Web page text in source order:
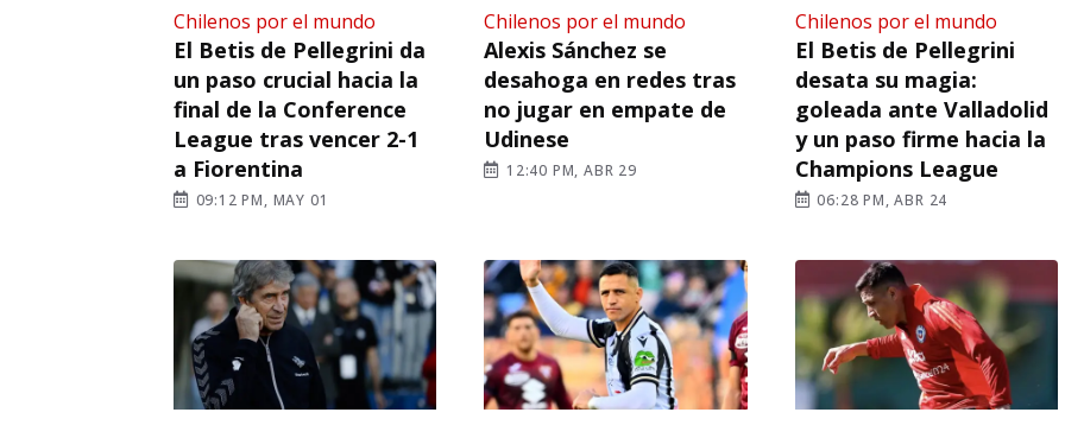
Chilenos por el mundo
El Betis de Pellegrini da
un paso crucial hacia la
final de la Conference
League tras vencer 2-1
a Fiorentina
09:12 PM, MAY 01
Chilenos por el mundo
Alexis Sánchez se
desahoga en redes tras
no jugar en empate de
Udinese
12:40 PM, ABR 29
Chilenos por el mundo
El Betis de Pellegrini
desata su magia:
goleada ante Valladolid
y un paso firme hacia la
Champions League
06:28 PM, ABR 24